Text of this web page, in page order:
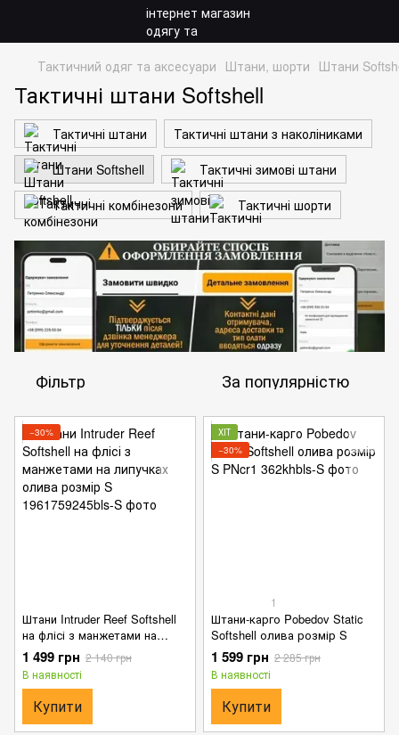
Тактичний одяг та аксесуари Штани, шорти Штани
Тактичні штани Softshell
Тактичні штани
Тактичні штани з наколіниками
Штани Softshell
Тактичні зимові штани
Тактичні комбінезони
Тактичні шорти
Фільтр За популярністю
−30%
Штани Intruder Reef Softshell
на флісі з манжетами на
липучках олива розмір S
1 499 грн 2 140 грн
В наявності
Купити
ХІТ
−30%
1
Штани-карго Pobedov Static
Softshell олива розмір S
1 599 грн 2 285 грн
В наявності
Купити